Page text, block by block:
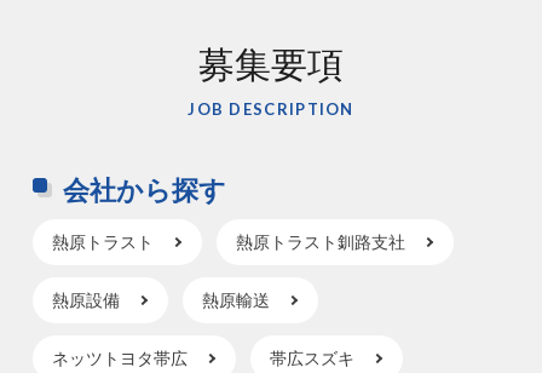
募集要項
JOB DESCRIPTION
会社から探す
熱原トラスト 熱原トラスト釧路支社
熱原設備 熱原輸送
ネッツトヨタ帯広 帯広スズキ